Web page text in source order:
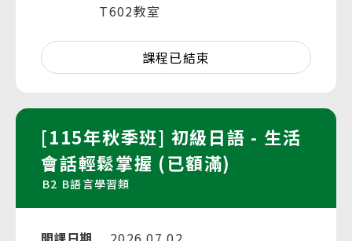
T602教室
課程已結束
[115年秋季班] 初級日語 - 生活
會話輕鬆掌握 (已額滿)
B2 B語言學習類